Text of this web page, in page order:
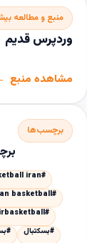
منبع و مطالعه
وردپرس قدیم
مشاهده منبع
برچسب‌ها
#basketball iran
#iran basketball
#irbasketball
#بسکتبال